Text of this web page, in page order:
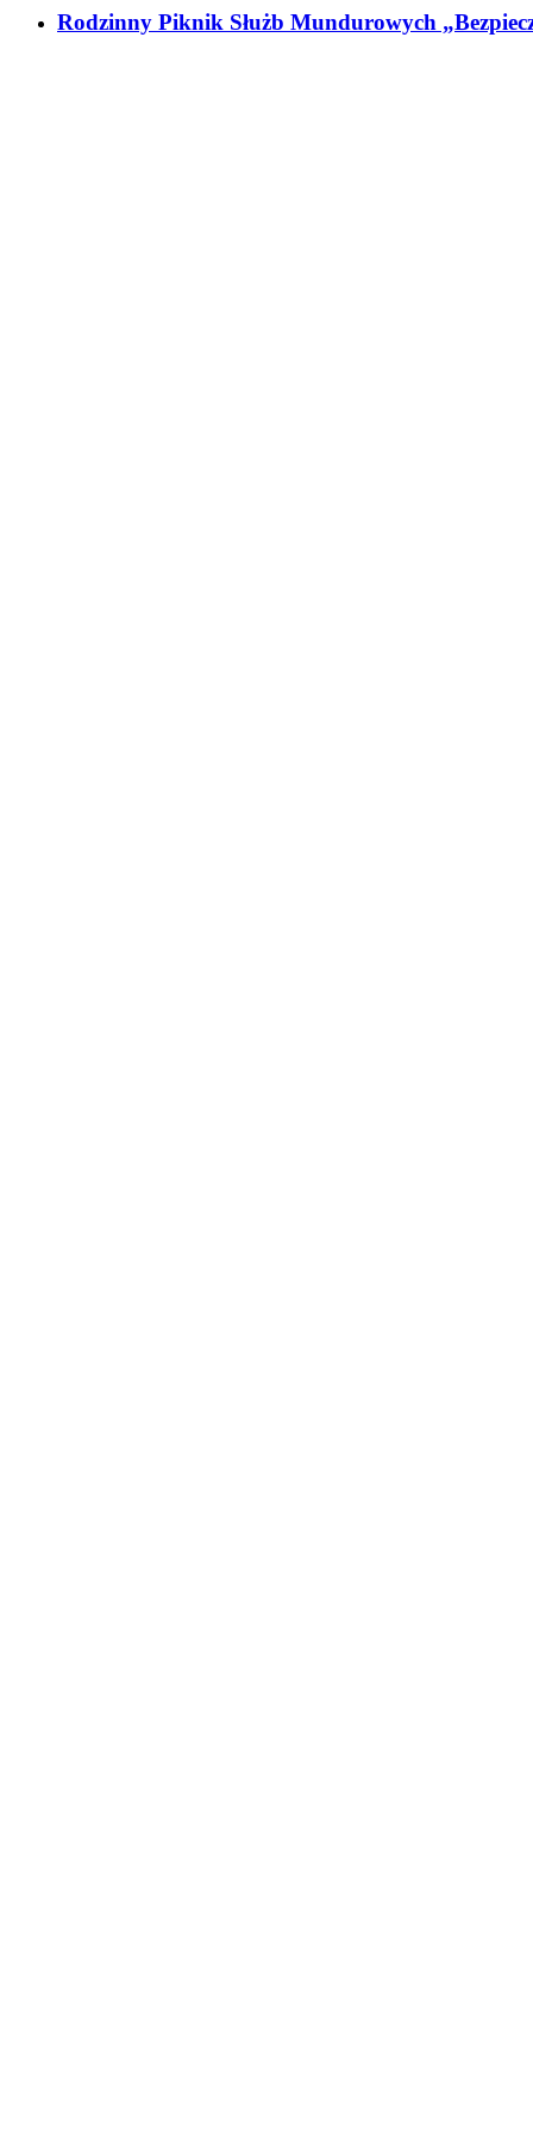
Rodzinny Piknik Służb Mundurowych